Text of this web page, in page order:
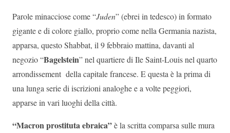
Parole minacciose come “Juden” (ebrei in tedesco) in formato
gigante e di colore giallo, proprio come nella Germania nazista,
apparsa, questo Shabbat, il 9 febbraio mattina, davanti al
negozio “Bagelstein” nel quartiere di Ile Saint-Louis nel quarto
arrondissement della capitale francese. E questa è la prima di
una lunga serie di iscrizioni analoghe e a volte peggiori,
apparse in vari luoghi della città.
“Macron prostituta ebraica”è la scritta comparsa sulle mura